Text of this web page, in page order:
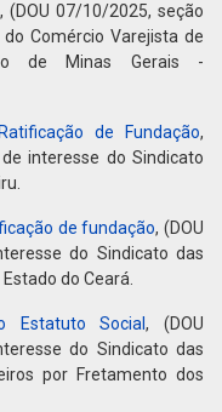
, (DOU 07/10/2025, seção
Comércio Varejista de
de Minas Gerais -
de Fundação,
interesse do Sindicato
de fundação, (DOU
do Sindicato das
do Ceará.
Estatuto Social, (DOU
do Sindicato das
por Fretamento dos